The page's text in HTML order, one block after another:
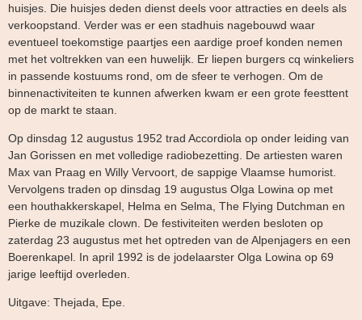
huisjes. Die huisjes deden dienst deels voor attracties en deels als
verkoopstand. Verder was er een stadhuis nagebouwd waar
eventueel toekomstige paartjes een aardige proef konden nemen
met het voltrekken van een huwelijk. Er liepen burgers cq winkeliers
in passende kostuums rond, om de sfeer te verhogen. Om de
binnenactiviteiten te kunnen afwerken kwam er een grote feesttent
op de markt te staan.
Op dinsdag 12 augustus 1952 trad Accordiola op onder leiding van
Jan Gorissen en met volledige radiobezetting. De artiesten waren
Max van Praag en Willy Vervoort, de sappige Vlaamse humorist.
Vervolgens traden op dinsdag 19 augustus Olga Lowina op met
een houthakkerskapel, Helma en Selma, The Flying Dutchman en
Pierke de muzikale clown. De festiviteiten werden besloten op
zaterdag 23 augustus met het optreden van de Alpenjagers en een
Boerenkapel. In april 1992 is de jodelaarster Olga Lowina op 69
jarige leeftijd overleden.
Uitgave: Thejada, Epe.